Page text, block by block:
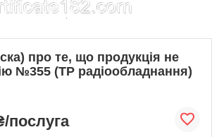
про те, що продукція не
№355 (ТР радіообладнання)
послуга